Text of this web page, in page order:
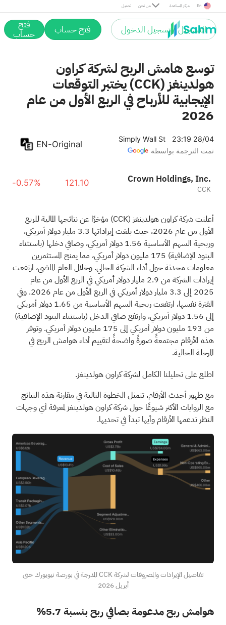
تحميل من نحن مركز المساعدة En
التسجيل / تسجيل الدخول فتح حساب فتح
حساب
توسع هامش الربح لشركة كراون
هولدينغز (CCK) يختبر التوقعات
الإيجابية للأرباح في الربع الأول من عام
2026
Simply Wall St
23:19 28/04
تمت الترجمة بواسطة
EN-Original
Crown Holdings, Inc.
CCK
121.10
-0.57%
أعلنت شركة كراون هولدينغز (CCK) مؤخرًا عن نتائجها المالية للربع
الأول من عام 2026، حيث بلغت إيراداتها 3.3 مليار دولار أمريكي،
وربحية السهم الأساسية 1.56 دولار أمريكي، وصافي دخلها (باستثناء
البنود الإضافية) 175 مليون دولار أمريكي، مما يمنح المستثمرين
معلومات محدثة حول أداء الشركة الحالي. وخلال العام الماضي، ارتفعت
إيرادات الشركة من 2.9 مليار دولار أمريكي في الربع الأول من عام
2025 إلى 3.3 مليار دولار أمريكي في الربع الأول من عام 2026. وفي
الفترة نفسها، ارتفعت ربحية السهم الأساسية من 1.65 دولار أمريكي
إلى 1.56 دولار أمريكي، وارتفع صافي الدخل (باستثناء البنود الإضافية)
من 193 مليون دولار أمريكي إلى 175 مليون دولار أمريكي. وتوفر
هذه الأرقام مجتمعةً صورةً واضحةً لتقييم أداء هوامش الربح في
المرحلة الحالية.
اطلع على تحليلنا الكامل لشركة كراون هولدينغز.
مع ظهور أحدث الأرقام، تتمثل الخطوة التالية في مقارنة هذه النتائج
مع الروايات الأكثر شيوعًا حول شركة كراون هولدينغز لمعرفة أي وجهات
النظر تدعمها الأرقام وأيها تبدأ في تحديها.
تفاصيل الإيرادات والمصروفات لشركة CCK المدرجة في بورصة نيويورك حتى
أبريل 2026
هوامش ربح مدعومة بصافي ربح بنسبة 5.7%